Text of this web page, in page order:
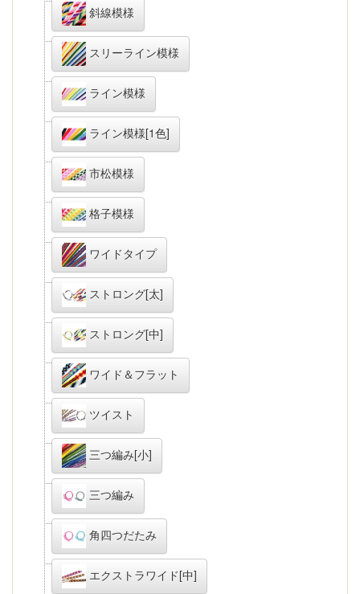
斜線模様
スリーライン模様
ライン模様
ライン模様[1色]
市松模様
格子模様
ワイドタイプ
ストロング[太]
ストロング[中]
ワイド＆フラット
ツイスト
三つ編み[小]
三つ編み
角四つだたみ
エクストラワイド[中]